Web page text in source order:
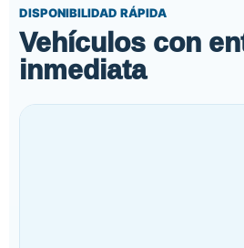
DISPONIBILIDAD RÁPIDA
Vehículos con
inmediata